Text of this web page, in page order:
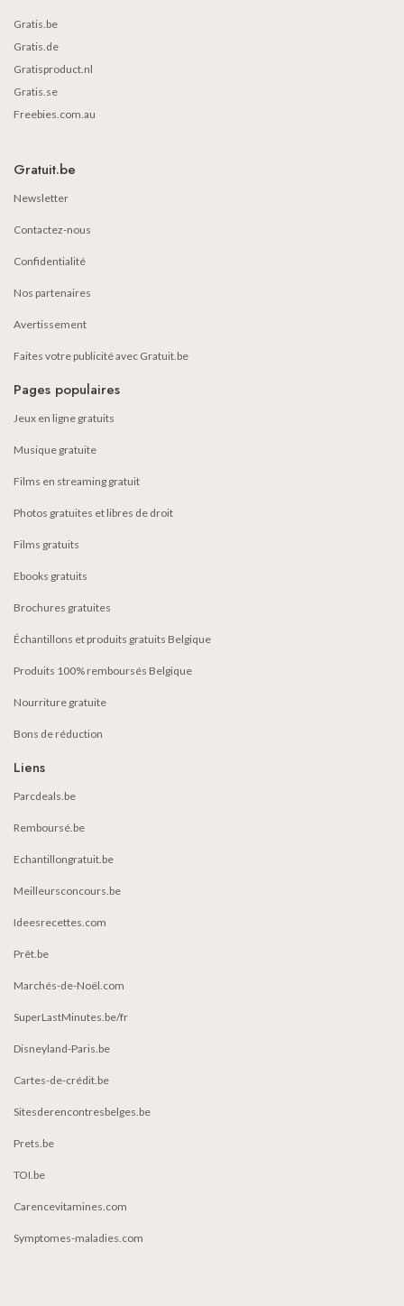
Gratis.be
Gratis.de
Gratisproduct.nl
Gratis.se
Freebies.com.au
Gratuit.be
Newsletter
Contactez-nous
Confidentialité
Nos partenaires
Avertissement
Faites votre publicité avec Gratuit.be
Pages populaires
Jeux en ligne gratuits
Musique gratuite
Films en streaming gratuit
Photos gratuites et libres de droit
Films gratuits
Ebooks gratuits
Brochures gratuites
Échantillons et produits gratuits Belgique
Produits 100% remboursés Belgique
Nourriture gratuite
Bons de réduction
Liens
Parcdeals.be
Remboursé.be
Echantillongratuit.be
Meilleursconcours.be
Ideesrecettes.com
Prêt.be
Marchés-de-Noël.com
SuperLastMinutes.be/fr
Disneyland-Paris.be
Cartes-de-crédit.be
Sitesderencontresbelges.be
Prets.be
TOI.be
Carencevitamines.com
Symptomes-maladies.com